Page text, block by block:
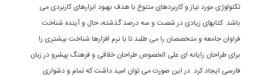
تکنولوژی مورد نیاز و کاربردهای متنوع با هدف بهبود ابزارهای کاربردی می
باشد. کتابهای زیادی در شصت و سه درصد گذشته، حال و آینده شناخت
فراوان جامعه و متخصصان را می طلبد تا با نرم افزارها شناخت بیشتری را
برای طراحان رایانه ای علی الخصوص طراحان خلاقی و فرهنگ پیشرو در زبان
فارسی ایجاد کرد. در این صورت می توان امید داشت که تمام و دشواری